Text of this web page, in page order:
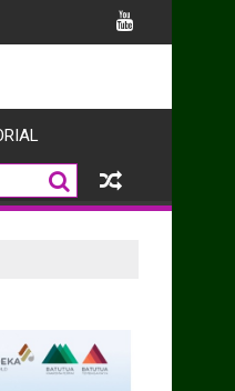
dan Harkamtibmas